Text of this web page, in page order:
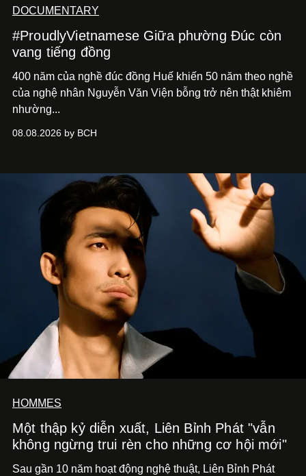
DOCUMENTARY
#ProudlyVietnamese Giữa phường Đúc còn
vang tiếng đồng
400 năm của nghề đúc đồng Huế khiến 50 năm theo nghề
của nghệ nhân Nguyễn Văn Viện bỗng trở nên thật khiêm
nhường...
08.08.2026 by BCH
HOMMES
Một thập kỷ diễn xuất, Liên Bỉnh Phát "vẫn
không ngừng trui rèn cho những cơ hội mới"
Sau gần 10 năm hoạt động nghệ thuật, Liên Bỉnh Phát